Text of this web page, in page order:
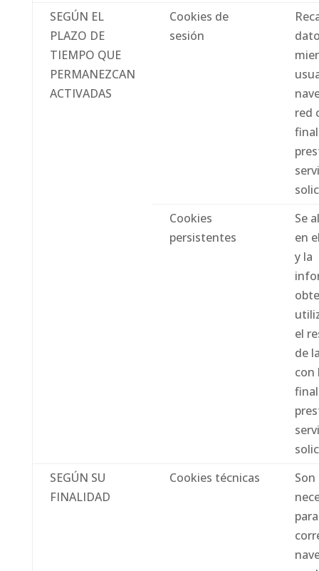
SEGÚN EL
PLAZO DE
TIEMPO QUE
PERMANEZCAN
ACTIVADAS
Cookies de
sesión
red
Cookies
persistentes
Se
en
y la
el
de
con
SEGÚN SU
FINALIDAD
Cookies técnicas
Son